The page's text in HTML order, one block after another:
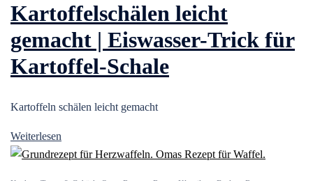
Kartoffelschälen leicht
gemacht | Eiswasser-Trick für
Kartoffel-Schale
Kartoffeln schälen leicht gemacht
Weiterlesen